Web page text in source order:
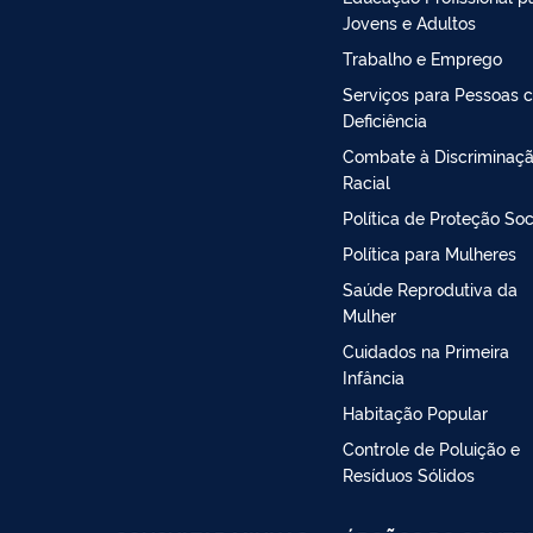
Jovens e Adultos
Trabalho e Emprego
Serviços para Pessoas
Deficiência
Combate à
Racial
Política de Proteção
Política para Mulheres
Saúde Reprodutiva da
Mulher
Cuidados na Primeira
Infância
Habitação Popular
Controle de Poluição e
Resíduos Sólidos